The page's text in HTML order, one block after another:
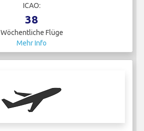
ICAO:
38
Wöchentliche Flüge
Mehr Info